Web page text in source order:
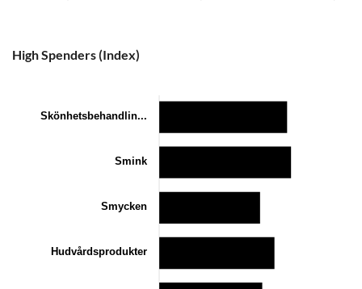
High Spenders (Index)
Skönhetsbehandlin...
Smink
Smycken
Hudvårdsprodukter